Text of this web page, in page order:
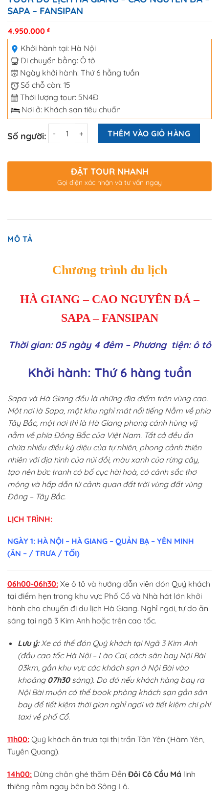
SAPA – FANSIPAN
4.950.000 ₫
Khởi hành tại: Hà Nội
Di chuyển bằng: Ô tô
Ngày khởi hành: Thứ 6 hằng tuần
Số chỗ còn: 15
Thời lượng tour: 5N4Đ
Nơi ở: Khách sạn tiêu chuẩn
Số người:
Số lượng THÊM VÀO GIỎ HÀNG
ĐẶT TOUR NHANH
Gọi điện xác nhận và tư vấn ngay
MÔ TẢ
Chương trình du lịch
HÀ GIANG – CAO NGUYÊN ĐÁ –
SAPA – FANSIPAN
Thời gian: 05 ngày 4 đêm – Phương tiện: ô tô
Khởi hành: Thứ 6 hàng tuần
Sapa và Hà Giang đều là những địa điểm trên vùng cao.
Một nơi là Sapa, một khu nghỉ mát nổi tiếng Nằm về phía
Tây Bắc, một nơi thì là Hà Giang phong cảnh hùng vỹ
nằm về phía Đông Bắc của Việt Nam. Tất cả đều ẩn
chứa nhiều điều kỳ diệu của tự nhiên, phong cảnh thiên
nhiên với địa hình của núi đồi, màu xanh của rừng cây,
tạo nên bức tranh có bố cục hài hoà, có cảnh sắc thơ
mộng và hấp dẫn từ cảnh quan đất trời vùng đất vùng
Đông – Tây Bắc.
LỊCH TRÌNH:
NGÀY 1: HÀ NỘI – HÀ GIANG – QUẢN BẠ – YÊN MINH
(ĂN – / TRƯA / TỐI)
06h00-06h30: Xe ô tô và hướng dẫn viên đón Quý khách
tại điểm hẹn trong khu vực Phố Cổ và Nhà hát lớn khởi
hành cho chuyến đi du lịch Hà Giang. Nghỉ ngơi, tự do ăn
sáng tại ngã 3 Kim Anh hoặc trên cao tốc.
Lưu ý:Xe có thể đón Quý khách tại Ngã 3 Kim Anh
(đầu cao tốc Hà Nội – Lào Cai, cách sân bay Nội Bài
03km, gần khu vực các khách sạn ở Nội Bài vào
khoảng 07h30 sáng). Do đó nếu khách hàng bay ra
Nội Bài muộn có thể book phòng khách sạn gần sân
bay để tiết kiệm thời gian nghỉ ngơi và tiết kiệm chi phí
taxi về phố Cổ.
11h00: Quý khách ăn trưa tại thị trấn Tân Yên (Hàm Yên,
Tuyên Quang).
14h00: Dừng chân ghé thăm Đền Đôi Cô Cầu Má linh
thiêng nằm ngay bên bờ Sông Lô.